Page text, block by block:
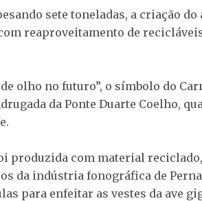
sete toneladas, a criação
reaproveitamento de
olho no futuro”, o símbolo do
da Ponte Duarte Coelho,
produzida com material
da indústria fonográfica de
para enfeitar as vestes da ave